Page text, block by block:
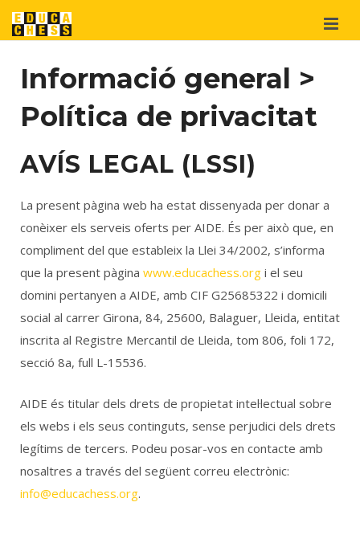
Materials
Suport
Botiga
Informació general >
Política de privacitat
AVÍS LEGAL (LSSI)
La present pàgina web ha estat dissenyada per donar a
conèixer els serveis oferts per AIDE. És per això que, en
compliment del que estableix la Llei 34/2002, s’informa
que la present pàgina www.educachess.org i el seu
domini pertanyen a AIDE, amb CIF G25685322 i domicili
social al carrer Girona, 84, 25600, Balaguer, Lleida, entitat
inscrita al Registre Mercantil de Lleida, tom 806, foli 172,
secció 8a, full L-15536.
AIDE és titular dels drets de propietat intel·lectual sobre
els webs i els seus continguts, sense perjudici dels drets
legítims de tercers. Podeu posar-vos en contacte amb
nosaltres a través del següent correu electrònic:
info@educachess.org.